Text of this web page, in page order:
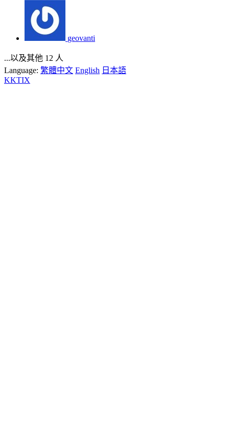
geovanti
...以及其他 12 人
Language: 繁體中文 English 日本語
KKTIX